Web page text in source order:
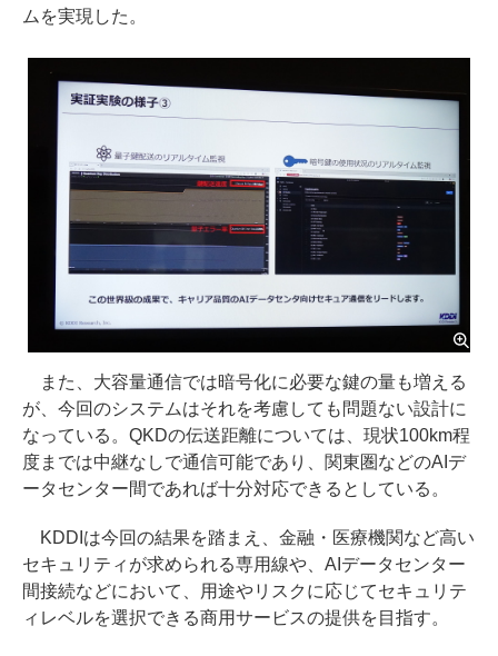
ムを実現した。
また、大容量通信では暗号化に必要な鍵の量も増える
が、今回のシステムはそれを考慮しても問題ない設計に
なっている。QKDの伝送距離については、現状100km程
度までは中継なしで通信可能であり、関東圏などのAIデ
ータセンター間であれば十分対応できるとしている。
KDDIは今回の結果を踏まえ、金融・医療機関など高い
セキュリティが求められる専用線や、AIデータセンター
間接続などにおいて、用途やリスクに応じてセキュリテ
ィレベルを選択できる商用サービスの提供を目指す。